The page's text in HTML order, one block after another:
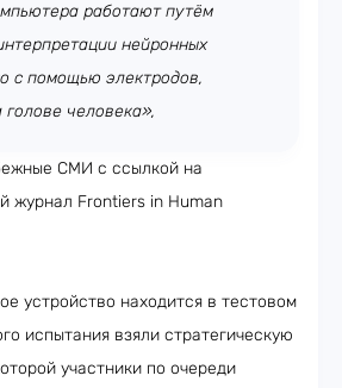
работают путём
нейронных
с помощью электродов,
человека»,
СМИ с ссылкой на
журнал Frontiers in Human
устройство находится в тестовом
испытания взяли стратегическую
участники по очереди